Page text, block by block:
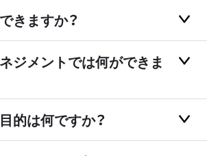
きますか？
ジメントでは何ができま
的は何ですか？